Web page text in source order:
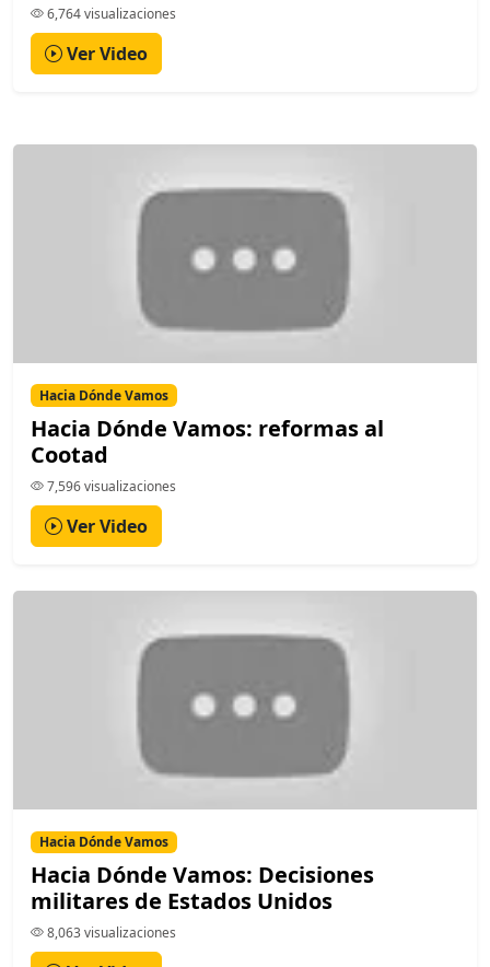
6,764 visualizaciones
Ver Video
Hacia Dónde Vamos
Hacia Dónde Vamos: reformas al
Cootad
7,596 visualizaciones
Ver Video
Hacia Dónde Vamos
Hacia Dónde Vamos: Decisiones
militares de Estados Unidos
8,063 visualizaciones